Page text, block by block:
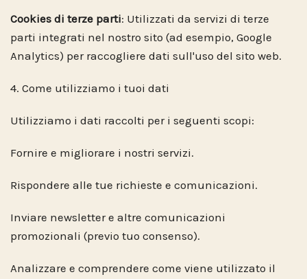
Cookies di terze parti: Utilizzati da servizi di terze
parti integrati nel nostro sito (ad esempio, Google
Analytics) per raccogliere dati sull'uso del sito web.
4. Come utilizziamo i tuoi dati
Utilizziamo i dati raccolti per i seguenti scopi:
Fornire e migliorare i nostri servizi.
Rispondere alle tue richieste e comunicazioni.
Inviare newsletter e altre comunicazioni
promozionali (previo tuo consenso).
Analizzare e comprendere come viene utilizzato il